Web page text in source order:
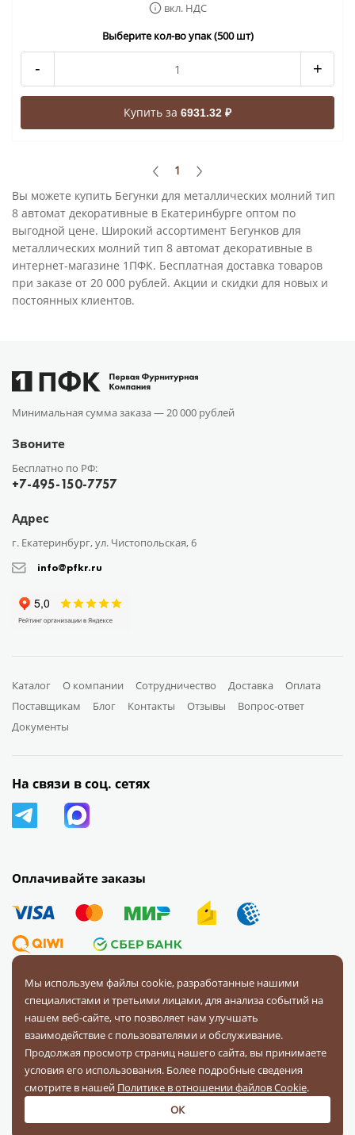
вкл. НДС
Выберите кол-во упак (500 шт)
- +
Купить за 6931.32 ₽
1
Вы можете купить Бегунки для металлических молний тип
8 автомат декоративные в Екатеринбурге оптом по
выгодной цене. Широкий ассортимент Бегунков для
металлических молний тип 8 автомат декоративные в
интернет-магазине 1ПФК. Бесплатная доставка товаров
при заказе от 20 000 рублей. Акции и скидки для новых и
постоянных клиентов.
Минимальная сумма заказа —20 000 рублей
Звоните
Бесплатно по РФ:
+7-495-150-7757
Адрес
г. Екатеринбург, ул. Чистопольская, 6
info@pfkr.ru
Каталог О компании Сотрудничество Доставка
Оплата
Поставщикам
Блог Контакты Отзывы
Вопрос-ответ
Документы
Оплачивайте заказы
На связи в соц. сетях
© 2008 — 2026 Первая Фурнитурная Компания.Все права
защищены.
Политика конфиденциальности
Соглашение на обработку персональных данных
«Четвертый Рим»
Мы используем файлы cookie, разработанные нашими
специалистами и третьими лицами, для анализа событий на
нашем веб-сайте, что позволяет нам улучшать
взаимодействие с пользователями и обслуживание.
Продолжая просмотр страниц нашего сайта, вы принимаете
условия его использования. Более подробные сведения
смотрите в нашей Политике в отношении файлов Cookie.
ОК